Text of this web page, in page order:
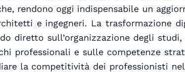
rendono oggi indispensabile un
e ingegneri. La trasformazione
diretto sull’organizzazione degli
professionali e sulle competenze
la competitività dei professionisti